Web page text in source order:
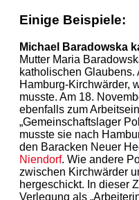
Einige Beispiele:
Michael Baradowska
Mutter Maria
katholischen Glaubens.
Hamburg-Kirchwärder,
musste. Am 18.
ebenfalls zum
„Gemeinschaftslager
musste sie nach
den Baracken Neuer
Niendorf. Wie andere
zwischen Kirchwärder
hergeschickt. In dieser
Verlegung als